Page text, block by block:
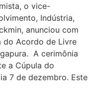
o vice-
Indústria,
anunciou com
do Acordo de Livre
A cerimônia
a Cúpula do
7 de dezembro. Este